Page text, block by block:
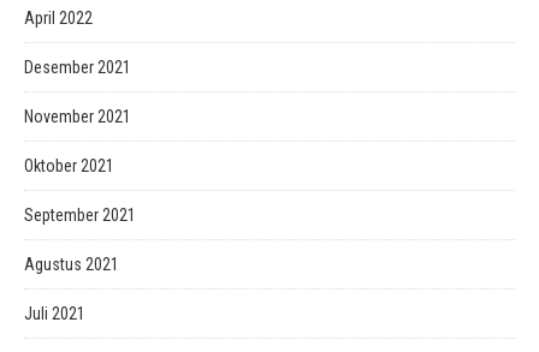
April 2022
Desember 2021
November 2021
Oktober 2021
September 2021
Agustus 2021
Juli 2021